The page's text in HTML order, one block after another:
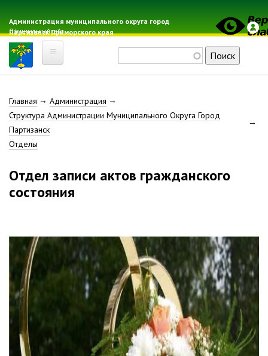
основному
содержанию
Администрация муниципального округа город
Партизанск Приморского края
Официальный сайт
Главная
Электронная почта
Местные налоги
Расписание электричек
Свод-WEB
Геральдика
Решение Думы «О гербе
Партизанского городского
округа»
Историческая справка
Почётные жители
Фотогалерея
Строка
навигации
Главная
Администрация
Структура Администрации Муниципального Округа Город
Партизанск
Отделы
Отдел записи актов гражданского
состояния